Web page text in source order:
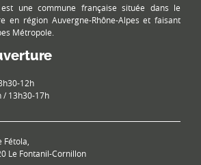
est une commune française située dans le
en région Auvergne-Rhône-Alpes et faisant
Métropole.
12h
/ 13h30-17h
Fétola,
Le Fontanil-Cornillon